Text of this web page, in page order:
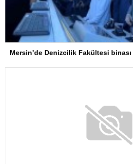
Mersin’de Denizcilik Fakültesi binası